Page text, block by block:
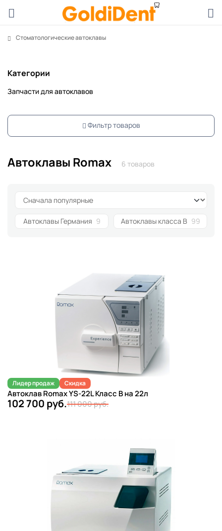
Стоматологические автоклавы
Категории
Запчасти для автоклавов
Фильтр товаров
Автоклавы Romax 6 товаров
Автоклавы Германия 9 Автоклавы класса B 99
Лидер продаж Скидка
Автоклав Romax YS-22L Класс B на 22л
102 700 руб.111 000 руб.